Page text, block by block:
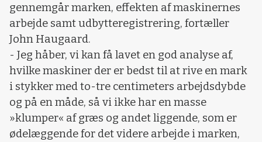
gennemgår marken, effekten af maskinernes
arbejde samt udbytteregistrering, fortæller
John Haugaard.
- Jeg håber, vi kan få lavet en god analyse af,
hvilke maskiner der er bedst til at rive en mark
i stykker med to-tre centimeters arbejdsdybde
og på en måde, så vi ikke har en masse
»klumper« af græs og andet liggende, som er
ødelæggende for det videre arbejde i marken,